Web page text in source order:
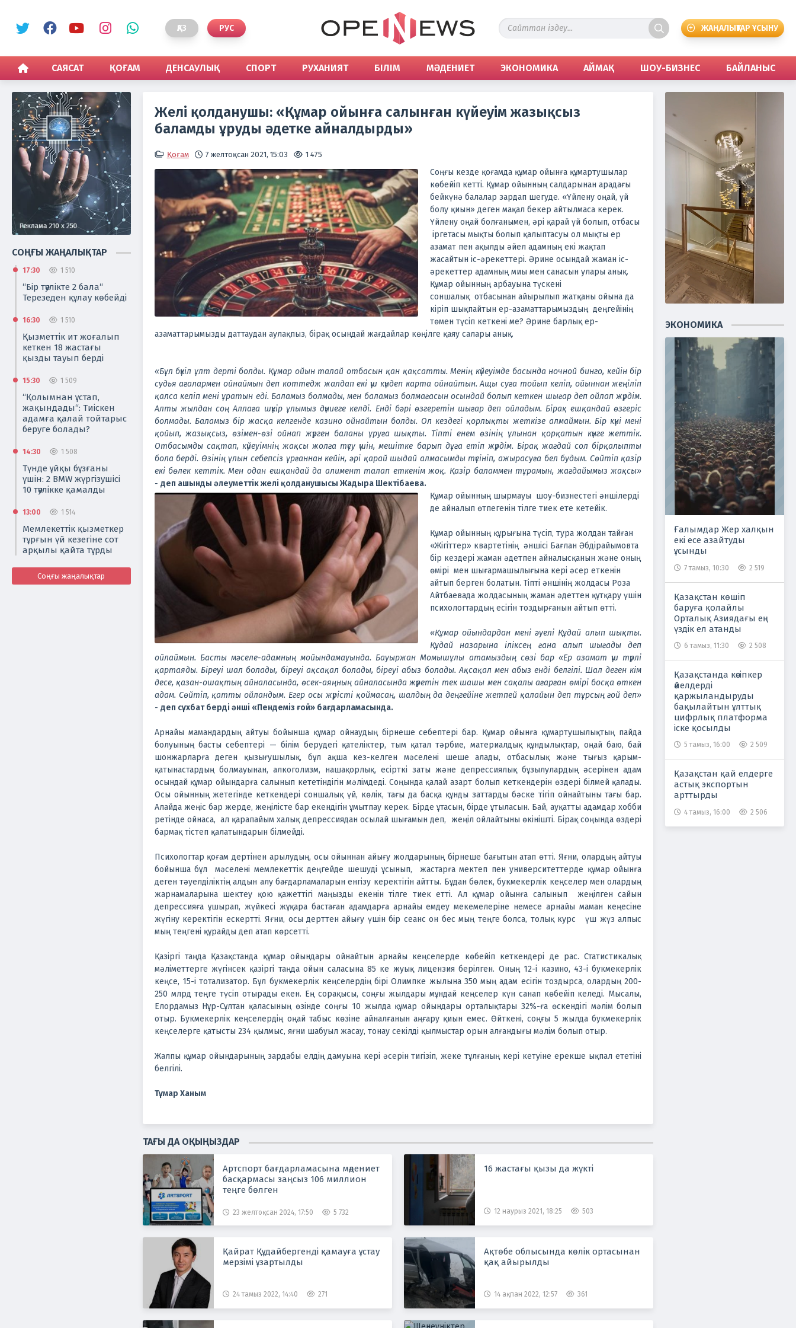
ҚАЗ РУС ЖАҢАЛЫҚТАР ҰСЫНУ
САЯСАТ ҚОҒАМ ДЕНСАУЛЫҚ СПОРТ РУХАНИЯТ БІЛІМ МӘДЕНИЕТ ЭКОНОМИКА АЙМАҚ ШОУ-БИЗНЕС БАЙЛАНЫС
СОҢҒЫ ЖАҢАЛЫҚТАР
17:30 1 510
“Бір тәулікте 2 бала“
Терезеден құлау көбейді
16:30 1 510
Қызметтік ит жоғалып
кеткен 18 жастағы
қызды тауып берді
15:30 1 509
“Қолымнан ұстап,
жақындады“: Тиіскен
адамға қалай тойтарыс
беруге болады?
14:30 1 508
Түнде ұйқы бұзғаны
үшін: 2 BMW жүргізушісі
10 тәулікке қамалды
13:00 1 514
Мемлекеттік қызметкер
тұрғын үй кезегіне сот
арқылы қайта тұрды
Соңғы жаңалықтар
Желі қолданушы: «Құмар ойынға салынған күйеуім жазықсыз
баламды ұруды әдетке айналдырды»
Қоғам 7 желтоқсан 2021, 15:03 1 475
Соңғы кезде қоғамда құмар ойынға құмартушылар
көбейіп кетті. Құмар ойынның салдарынан арадағы
бейкүнә балалар зардап шегуде. «Үйлену оңай, үй
болу қиын» деген мақал бекер айтылмаса керек.
Үйлену оңай болғанымен, әрі қарай үй болып, отбасы
іргетасы мықты болып қалыптасуы ол мықты ер
азамат пен ақылды әйел адамның екі жақтап
жасайтын іс-әрекеттері. Әрине осындай жаман іс-
әрекеттер адамның миы мен санасын улары анық.
Құмар ойынның арбауына түскені
соншалық отбасынан айырылып жатқаны ойына да
кіріп шықпайтын ер-азаматтарымыздың деңгейінің
төмен түсіп кеткені ме? Әрине барлық ер-
азаматтарымызды даттаудан аулақпыз, бірақ осындай жағдайлар көңілге қаяу салары анық.
«Бұл бүкіл ұлт дерті болды. Құмар ойын талай отбасын қан қақсатты. Менің күйеуімде басында ночной бинго, кейін бір
судья ағалармен ойнаймын деп коттедж жалдап екі үш күндеп карта ойнайтын. Ащы суға тойып келіп, ойыннан жеңіліп
қалса келіп мені ұратын еді. Баламыз болмады, мен баламыз болмағасын осындай болып кеткен шығар деп ойлап жүрдім.
Алты жылдан соң Аллаға шүкір ұлымыз дүниеге келді. Енді бәрі өзгеретін шығар деп ойладым. Бірақ ешқандай өзгеріс
болмады. Баламыз бір жасқа келгенде казино ойнайтын болды. Ол кездегі қорлықты жеткізе алмаймын. Бір күні мені
қойып, жазықсыз, өзімен-өзі ойнап жүрген баланы ұруға шықты. Тіпті енем өзінің ұлынан қорқатын күнге жеттік.
Отбасымды сақтап, күйеуімнің жақсы жолға түсу үшін, мешітке барып дұға етіп жүрдім. Бірақ жағдай сол бірқалыпты
бола берді. Өзінің ұлын себепсіз ұрғаннан кейін, әрі қарай шыдай алмасымды түсініп, ажырасуға бел будым. Сөйтіп қазір
екі бөлек кеттік. Мен одан ешқандай да алимент талап еткенім жоқ. Қазір баламмен тұрамын, жағдайымыз жақсы»
- деп ашынды әлеуметтік желі қолданушысы Жадыра Шектібаева.
Құмар ойынның шырмауы шоу-бизнестегі әншілерді
де айналып өтпегенін тілге тиек ете кетейік.
Құмар ойынның құрығына түсіп, тура жолдан тайған
«Жігіттер» квартетінің әншісі Бағлан Әбдірайымовта
бір кездері жаман әдетпен айналысқанын және оның
өмірі мен шығармашылығына кері әсер еткенін
айтып берген болатын. Тіпті әншінің жолдасы Роза
Айтбаевада жолдасының жаман әдеттен құтқару үшін
психологтардың есігін тоздырғанын айтып өтті.
«Құмар ойындардан мені әуелі Құдай алып шықты.
Құдай назарына іліксең ғана алып шығады деп
ойлаймын. Басты мәселе-адамның мойындамауында. Бауыржан Момышұлы атамыздың сөзі бар «Ер азамат үш түрлі
қартаяды. Біреуі шал болады, біреуі ақсақал болады, біреуі абыз болады. Ақсақал мен абыз енді белгілі. Шал деген кім
десе, қазан-ошақтың айналасында, өсек-аяңның айналасында жүретін тек шашы мен сақалы ағарған өмірі босқа өткен
адам. Сөйтіп, қатты ойландым. Егер осы жүрісті қоймасаң, шалдың да деңгейіне жетпей қалайын деп тұрсың ғой деп»
- деп сұхбат берді әнші «Пендеміз ғой» бағдарламасында.
Арнайы мамандардың айтуы бойынша құмар ойнаудың бірнеше себептері бар. Құмар ойынға құмартушылықтың пайда
болуының басты себептері — білім берудегі қателіктер, тым қатал тәрбие, материалдық құндылықтар, оңай баю, бай
шонжарларға деген қызығушылық, бұл ақша кез-келген мәселені шеше алады, отбасылық және тығыз қарым-
қатынастардың болмауынан, алкоголизм, нашақорлық, есірткі заты және депрессиялық бұзылулардың әсерінен адам
осындай құмар ойындарға салынып кететіндігін мәлімдеді. Соңында қалай азарт болып кеткендерін өздері білмей қалады.
Осы ойынның жетегінде кеткендері соншалық үй, көлік, тағы да басқа құнды заттарды бәске тігіп ойнайтыны тағы бар.
Алайда жеңіс бар жерде, жеңілісте бар екендігін ұмытпау керек. Бірде ұтасын, бірде ұтыласын. Бай, ауқатты адамдар хобби
ретінде ойнаса, ал қарапайым халық депрессиядан осылай шығамын деп, жеңіл ойлайтыны өкінішті. Бірақ соңында өздері
бармақ тістеп қалатындарын білмейді.
Психологтар қоғам дертінен арылудың, осы ойыннан айығу жолдарының бірнеше бағытын атап өтті. Яғни, олардың айтуы
бойынша бұл мәселені мемлекеттік дең­гейде шешуді ұсынып, жастарға мектеп пен уни­вер­ситеттерде құмар ойынға
деген тәуел­ді­ліктің алдын алу бағдарламаларын ен­­­­­гізу керектігін айтты. Бұдан бөлек, бук­­­­мекерлік кеңселер мен олардың
жар­на­маларына шектеу қою қажеттігі ма­ңыз­ды екенін тілге тиек етті. Ал құмар ойынға салынып жеңілген сайын
депрессияға ұшырап, жүйкесі жұқара бастаған адамдарға арнайы емдеу мекемелеріне немесе арнайы маман кеңесіне
жүгіну керектігін ескертті. Яғни, осы дерттен айығу үшін бір сеанс он бес мың теңге болса, толық курс үш жүз алпыс
мың теңгені құрайды деп атап көрсетті.
Қазіргі таңда Қазақстанда құмар ойындары ойнайтын арнайы кеңселерде көбейіп кеткендері де рас. Статистикалық
мәліметтерге жүгінсек қазіргі таңда ойын саласына 85 ке жуық лицензия берілген. Оның 12-і казино, 43-і букмекерлік
кеңсе, 15-і тотализатор. Бұл букмекерлік кеңселердің бірі Олимпке жылына 350 мың адам есігін тоздырса, олардың 200-
250 млрд теңге түсіп отырады екен. Ең сорақысы, соңғы жылдары мұндай кеңселер күн санап көбейіп келеді. Мысалы,
Елордамыз Нұр-Сұлтан қаласының өзінде соңғы 10 жылда құмар ойындары орталықтары 32%-ға өскендігі мәлім болып
отыр. Букмекерлік кеңселердің оңай табыс көзіне айналғанын аңғару қиын емес. Өйткені, соңғы 5 жылда букмекерлік
кеңселерге қатысты 234 қылмыс, яғни шабуыл жасау, тонау секілді қылмыстар орын алғандығы мәлім болып отыр.
Жалпы құмар ойындарының зардабы елдің дамуына кері әсерін тигізіп, жеке тұлғаның кері кетуіне ерекше ықпал ететіні
белгілі.
Тұмар Ханым
ТАҒЫ ДА ОҚЫҢЫЗДАР
Артспорт бағдарламасына мәдениет
басқармасы заңсыз 106 миллион
теңге бөлген
23 желтоқсан 2024, 17:50 5 732
16 жастағы қызы да жүкті
12 наурыз 2021, 18:25 503
Қайрат Құдайбергенді қамауға ұстау
мерзімі ұзартылды
24 тамыз 2022, 14:40 271
Ақтөбе облысында көлік ортасынан
қақ айырылды
14 ақпан 2022, 12:57 361
ЭКОНОМИКА
Ғалымдар Жер халқын
екі есе азайтуды
ұсынды
7 тамыз, 10:30 2 519
Қазақстан көшіп
баруға қолайлы
Орталық Азиядағы ең
үздік ел атанды
6 тамыз, 11:30 2 508
Қазақстанда кәсіпкер
әйелдерді
қаржыландыруды
бақылайтын ұлттық
цифрлық платформа
іске қосылды
5 тамыз, 16:00 2 509
Қазақстан қай елдерге
астық экспортын
арттырды
4 тамыз, 16:00 2 506